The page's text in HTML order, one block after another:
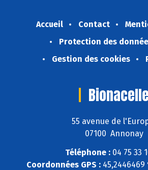
Accueil Contact
Protection des
Gestion des cookies
Bionacelle
55 avenue de
07100 Annonay
Téléphone : 04 75 33
Coordonnées GPS : 45,2446469